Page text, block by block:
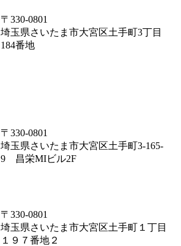
〒330-0801
埼玉県さいたま市大宮区土手町3丁目
184番地
〒330-0801
埼玉県さいたま市大宮区土手町3-165-
9 昌栄MIビル2F
〒330-0801
埼玉県さいたま市大宮区土手町１丁目
１９７番地２